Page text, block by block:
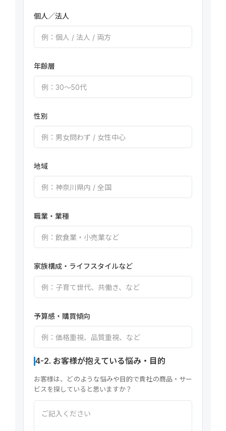
個人／法人
年齢層
性別
地域
職業・業種
家族構成・ライフスタイルなど
予算感・購買傾向
4-2. お客様が抱えている悩み・目的
お客様は、どのような悩みや目的で貴社の商品・サー
ビスを探していると思いますか？